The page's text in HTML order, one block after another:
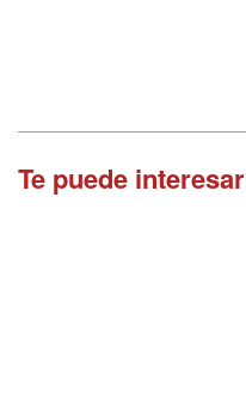
Te puede interesar